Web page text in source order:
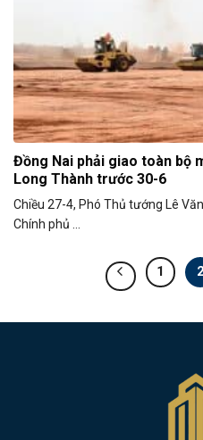
Đồng Nai phải giao toàn bộ
Long Thành trước 30-6
Chiều 27-4, Phó Thủ tướng Lê
Chính phủ ...
1 2